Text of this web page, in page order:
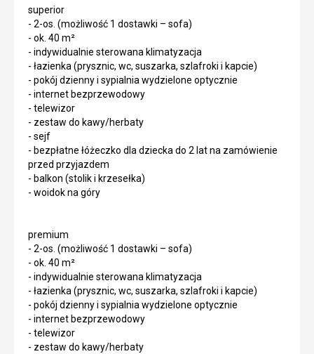
superior
- 2-os. (możliwość 1 dostawki – sofa)
- ok. 40 m²
- indywidualnie sterowana klimatyzacja
- łazienka (prysznic, wc, suszarka, szlafroki i kapcie)
- pokój dzienny i sypialnia wydzielone optycznie
- internet bezprzewodowy
- telewizor
- zestaw do kawy/herbaty
- sejf
- bezpłatne łóżeczko dla dziecka do 2 lat na zamówienie
przed przyjazdem
- balkon (stolik i krzesełka)
- woidok na góry
premium
- 2-os. (możliwość 1 dostawki – sofa)
- ok. 40 m²
- indywidualnie sterowana klimatyzacja
- łazienka (prysznic, wc, suszarka, szlafroki i kapcie)
- pokój dzienny i sypialnia wydzielone optycznie
- internet bezprzewodowy
- telewizor
- zestaw do kawy/herbaty